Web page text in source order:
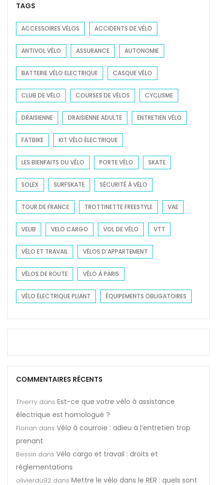
c
f
r
:
TAGS
ACCESSOIRES VÉLOS ACCIDENTS DE VÉLO
ANTIVOL VÉLO ASSURANCE AUTONOMIE
BATTERIE VÉLO ELECTRIQUE CASQUE VÉLO
CLUB DE VÉLO COURSES DE VÉLOS CYCLISME
DRAISIENNE DRAISIENNE ADULTE ENTRETIEN VÉLO
FATBIKE KIT VÉLO ÉLECTRIQUE
LES BIENFAITS DU VÉLO PORTE VÉLO SKATE
SOLEX SURFSKATE SÉCURITÉ À VÉLO
TOUR DE FRANCE TROTTINETTE FREESTYLE VAE
VELIB VELO CARGO VOL DE VÉLO VTT
VÉLO ET TRAVAIL VÉLOS D'APPARTEMENT
VÉLOS DE ROUTE VÉLO À PARIS
VÉLO ÉLECTRIQUE PLIANT ÉQUIPEMENTS OBLIGATOIRES
COMMENTAIRES RÉCENTS
Thierry dans Est-ce que votre vélo à assistance
électrique est homologué ?
Florian dans Vélo à courroie : adieu à l’entretien trop
prenant
Bessin dans Vélo cargo et travail : droits et
réglementations
olivierdu92 dans Mettre le vélo dans le RER : quels sont